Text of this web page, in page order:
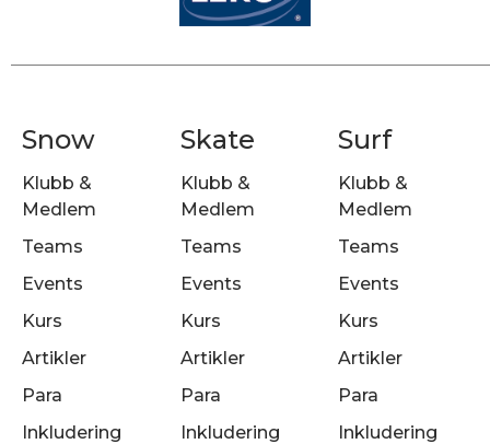
Snow
Klubb &
Medlem
Teams
Events
Kurs
Artikler
Para
Inkludering
Skate
Klubb &
Medlem
Teams
Events
Kurs
Artikler
Para
Inkludering
Surf
Klubb &
Medlem
Teams
Events
Kurs
Artikler
Para
Inkludering